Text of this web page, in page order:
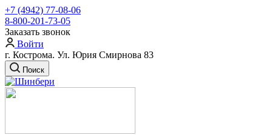
+7 (4942) 77-08-06
8-800-201-73-05
Заказать звонок
Войти
г. Кострома. Ул. Юрия Смирнова 83
Поиск